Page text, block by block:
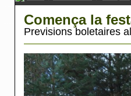
Comença la
Previsions boletaires